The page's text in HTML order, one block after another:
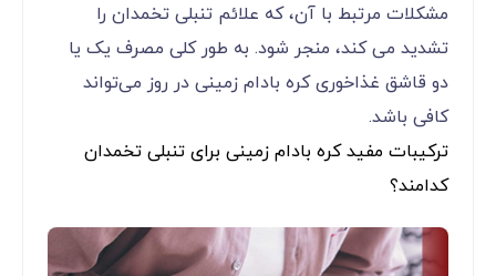
مشکلات مرتبط با آن، که علائم تنبلی تخمدان را
تشدید می کند، منجر شود. به طور کلی مصرف یک یا
دو قاشق غذاخوری کره بادام زمینی در روز می‌تواند
کافی باشد.
ترکیبات مفید کره بادام زمینی برای تنبلی تخمدان
کدامند؟